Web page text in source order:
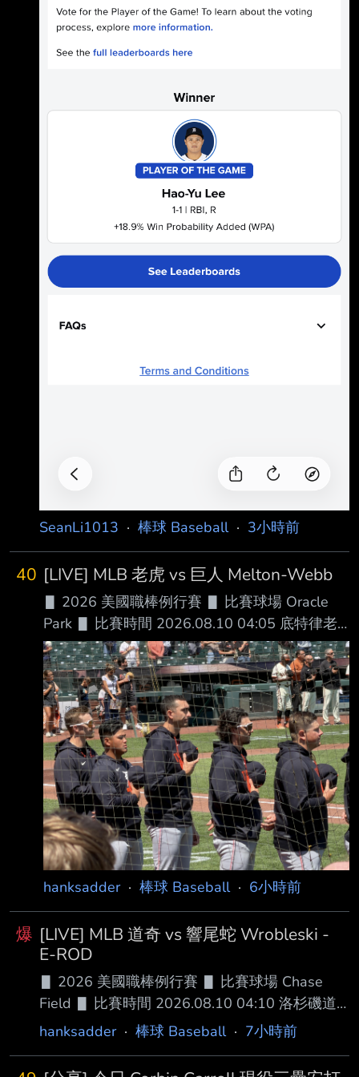
SeanLi1013 · 棒球 Baseball· 3小時前
40 [LIVE] MLB 老虎 vs 巨人 Melton-Webb
▋ 2026 美國職棒例行賽 ▋ 比賽球場 Oracle
Park ▋ 比賽時間 2026.08.10 04:05 底特律老
虎 █ AVG OBP SLG OPS HR RBI SB BB
１.Kevin McGonigle (L) SS .287 .392 .431 .823
12 45 11 73 ２.Gleyber Torres (R) 2B .261
.378 .392 .770 7 29 0 40 ３.Dillon Dingler (R)
DH .275 .340 .530 .870 26 80
hanksadder· 棒球 Baseball· 6小時前
爆 [LIVE] MLB 道奇 vs 響尾蛇 Wrobleski -
E-ROD
▋ 2026 美國職棒例行賽 ▋ 比賽球場 Chase
Field ▋ 比賽時間 2026.08.10 04:10 洛杉磯道
奇 █ AVG OBP SLG OPS HR RBI SB BB １.大谷
２.Andy Pages (R) CF .270 .336 .458 .794 19
hanksadder· 棒球 Baseball· 7小時前